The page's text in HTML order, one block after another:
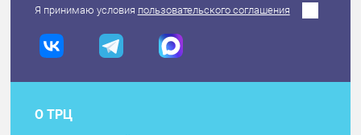
Я принимаю условия пользовательского соглашения
О ТРЦ